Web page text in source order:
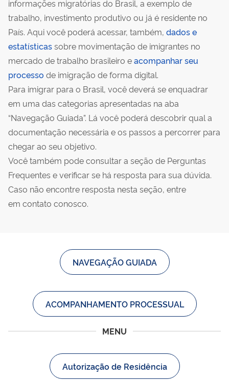
informações migratórias do Brasil, a exemplo de
trabalho, investimento produtivo ou já é residente no
País. Aqui você poderá acessar, também, dados e
estatísticassobre movimentação de imigrantes no
mercado de trabalho brasileiro eacompanhar seu
processo de imigração de forma digital.
Para imigrar para o Brasil, você deverá se enquadrar
em uma das categorias apresentadas na aba
“Navegação Guiada”. Lá você poderá descobrir qual a
documentação necessária e os passos a percorrer para
chegar ao seu objetivo.
Você também pode consultar a seção de Perguntas
Frequentes e verificar se há resposta para sua dúvida.
Caso não encontre resposta nesta seção, entre
em contato conosco.
NAVEGAÇÃO GUIADA
ACOMPANHAMENTO PROCESSUAL
MENU
Autorização de Residência